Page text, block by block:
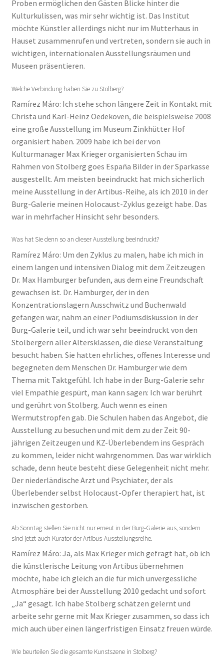
Proben ermöglichen den Gästen Blicke hinter die
Kulturkulissen, was mir sehr wichtig ist. Das Institut
möchte Künstler allerdings nicht nur im Mutterhaus in
Hauset zusammenrufen und vertreten, sondern sie auch in
wichtigen, internationalen Ausstellungsräumen und
Museen präsentieren.
Welche Verbindung haben Sie zu Stolberg?
Ramírez Máro: Ich stehe schon längere Zeit in Kontakt mit
Christa und Karl-Heinz Oedekoven, die beispielsweise 2008
eine große Ausstellung im Museum Zinkhütter Hof
organisiert haben. 2009 habe ich bei der von
Kulturmanager Max Krieger organisierten Schau im
Rahmen von Stolberg goes España Bilder in der Sparkasse
ausgestellt. Am meisten beeindruckt hat mich sicherlich
meine Ausstellung in der Artibus-Reihe, als ich 2010 in der
Burg-Galerie meinen Holocaust-Zyklus gezeigt habe. Das
war in mehrfacher Hinsicht sehr besonders.
Was hat Sie denn so an dieser Ausstellung beeindruckt?
Ramírez Máro: Um den Zyklus zu malen, habe ich mich in
einem langen und intensiven Dialog mit dem Zeitzeugen
Dr. Max Hamburger befunden, aus dem eine Freundschaft
gewachsen ist. Dr. Hamburger, der in den
Konzentrationslagern Ausschwitz und Buchenwald
gefangen war, nahm an einer Podiumsdiskussion in der
Burg-Galerie teil, und ich war sehr beeindruckt von den
Stolbergern aller Altersklassen, die diese Veranstaltung
besucht haben. Sie hatten ehrliches, offenes Interesse und
begegneten dem Menschen Dr. Hamburger wie dem
Thema mit Taktgefühl. Ich habe in der Burg-Galerie sehr
viel Empathie gespürt, man kann sagen: Ich war berührt
und gerührt von Stolberg. Auch wenn es einen
Wermutstropfen gab. Die Schulen haben das Angebot, die
Ausstellung zu besuchen und mit dem zu der Zeit 90-
jährigen Zeitzeugen und KZ-Überlebendem ins Gespräch
zu kommen, leider nicht wahrgenommen. Das war wirklich
schade, denn heute besteht diese Gelegenheit nicht mehr.
Der niederländische Arzt und Psychiater, der als
Überlebender selbst Holocaust-Opfer therapiert hat, ist
inzwischen gestorben.
Ab Sonntag stellen Sie nicht nur erneut in der Burg-Galerie aus, sondern
sind jetzt auch Kurator der Artibus-Ausstellungsreihe.
Ramírez Máro: Ja, als Max Krieger mich gefragt hat, ob ich
die künstlerische Leitung von Artibus übernehmen
möchte, habe ich gleich an die für mich unvergessliche
Atmosphäre bei der Ausstellung 2010 gedacht und sofort
„Ja“ gesagt. Ich habe Stolberg schätzen gelernt und
arbeite sehr gerne mit Max Krieger zusammen, so dass ich
mich auch über einen längerfristigen Einsatz freuen würde.
Wie beurteilen Sie die gesamte Kunstszene in Stolberg?